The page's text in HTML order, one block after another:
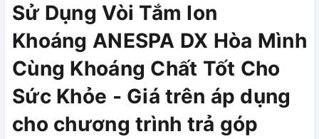
Sử Dụng Vòi Tắm Ion
Khoáng ANESPA DX Hòa Mình
Cùng Khoáng Chất Tốt Cho
Sức Khỏe - Giá trên áp dụng
cho chương trình trả góp